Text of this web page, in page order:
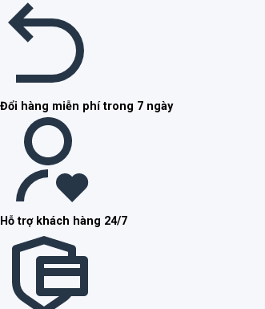
Đổi hàng miễn phí trong 7 ngày
Hỗ trợ khách hàng 24/7